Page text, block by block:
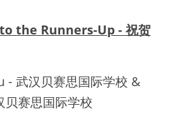
the Runners-Up - 祝贺
- 武汉贝赛思国际学校 &
赛思国际学校